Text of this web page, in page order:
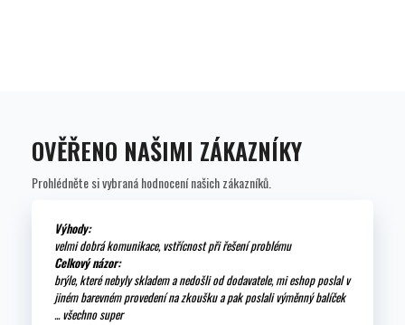
OVĚŘENO NAŠIMI ZÁKAZNÍKY
Prohlédněte si vybraná hodnocení našich zákazníků.
Výhody:
velmi dobrá komunikace, vstřícnost při řešení problému
Celkový názor:
brýle, které nebyly skladem a nedošli od dodavatele, mi eshop poslal v
jiném barevném provedení na zkoušku a pak poslali výměnný balíček
... všechno super